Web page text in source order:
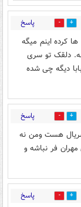
17 پاسخ
کرده اینم میگه
دلقک تو سری
دیگه چی شده
5 پاسخ
سریال هست ومن نه
فر نباشه و
5 پاسخ